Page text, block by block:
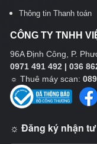
Thông tin Thanh toán
CÔNG TY TNHH
96A Định Công, P.
0971 491 492 | 036
☼ Thuê máy scan:
☼ Đăng ký nhận